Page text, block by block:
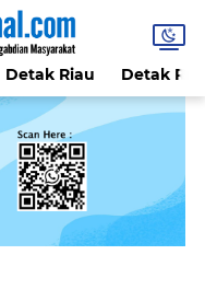
Detak Riau Detak